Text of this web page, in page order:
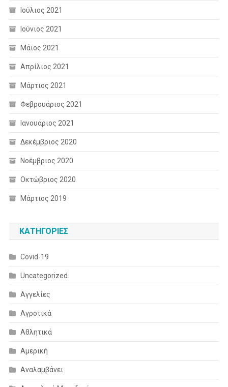
Ιούλιος 2021
Ιούνιος 2021
Μάιος 2021
Απρίλιος 2021
Μάρτιος 2021
Φεβρουάριος 2021
Ιανουάριος 2021
Δεκέμβριος 2020
Νοέμβριος 2020
Οκτώβριος 2020
Μάρτιος 2019
KΑΤΗΓΟΡΊΕΣ
Covid-19
Uncategorized
Αγγελίες
Αγροτικά
Αθλητικά
Αμερική
Αναλαμβάνει